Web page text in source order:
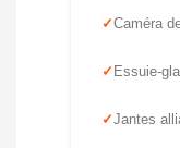
Caméra
Essuie-
Jantes